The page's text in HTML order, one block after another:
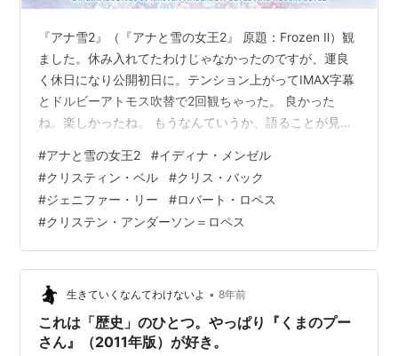
『アナ雪2』（『アナと雪の女王2』 原題：Frozen Ⅱ）観
ました。休み入れてたわけじゃなかったのですが、運良
く休日になり公開初日に。テンション上がってIMAX字幕
とドルビーアトモス吹替で2回観ちゃった。 良かった
ね。楽しかったね。 もうなんていうか、語ることが見当
を超えた！」とはよー言わんのですが。最近のディズニ
ー続編と毛色も変えてきていて、よかったよ、ちゃん
と。 というわけで感想です。 ※この記事は現在公開中の
映画『アナと雪の女王2』のネタバレにならぬよう配慮し
ていますが、物語の流れや劇中の展開を予測しうるよう
な構成になっています。映画…
#アナと雪の女王2 #イディナ・メンゼル
#クリスティン・ベル #クリス・バック
#ジェニファー・リー #ロバート・ロペス
#クリステン・アンダーソン＝ロペス
生きていくなんてわけないよ • 8年前
これは「歴史」のひとつ。やっぱり『くまのプー
さん』（2011年版）が好き。